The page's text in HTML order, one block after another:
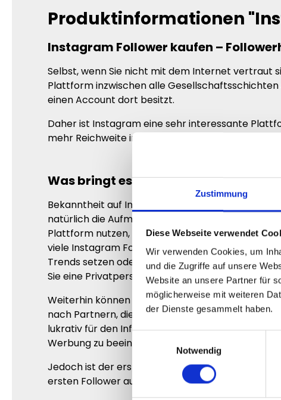
Zustimmung
Diese Webseite verwendet
Wir verwenden Cookies, um
und die Zugriffe auf unsere
Website an unsere Partner für
möglicherweise mit weiteren
der Dienste gesammelt haben.
Notwendig
Produktinformationen
Instagram Follower kaufen –
Selbst, wenn Sie nicht mit dem Internet vertraut
Plattform inzwischen alle
einen Account dort besitzt.
Daher ist Instagram eine sehr interessante
mehr Reichweite im Internet sind. Doch ist es
Was bringt es mir auf Instagram
Bekanntheit auf Instagram hat sehr viele
natürlich die Aufmerksamkeit sehr gut, die Sie
Plattform nutzen, ist es Ihnen möglich ich
viele Instagram Follower haben. Diese
Trends setzen oder beenden. Dieser Einfluss ist
Sie eine Privatperson sind, ist es sehr praktisch
Weiterhin können Sie natürlich auch sehr viel
nach Partnern, die Ihre Produkte auf Ihren
lukrativ für den Influencer, da gerne auch mal
Werbung zu beeinflussen ist sehr wichtig, wenn
Jedoch ist der erste Schritt, bevor Sie all dies
ersten Follower auf Instagram sind die